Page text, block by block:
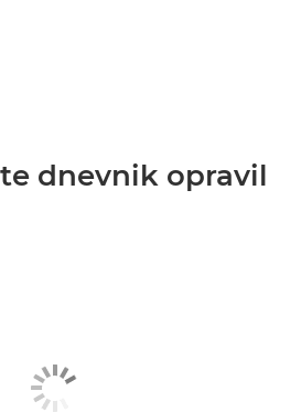
dnevnik opravil